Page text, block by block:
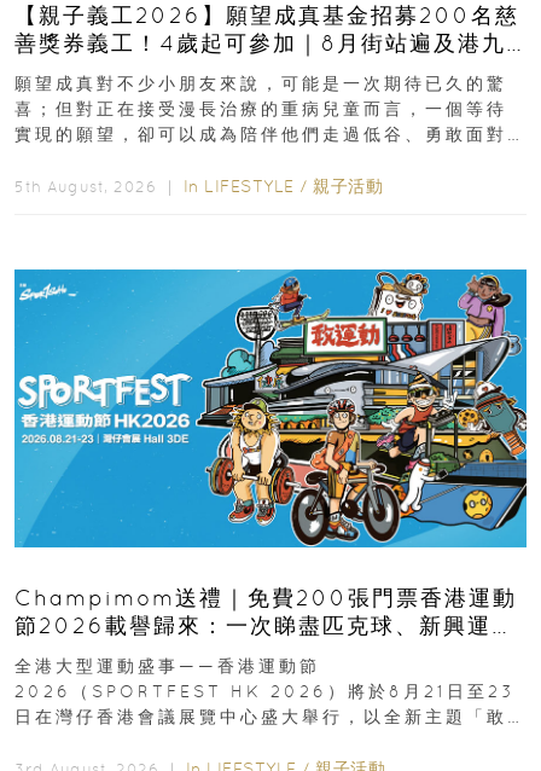
【親子義工2026】願望成真基金招募200名慈
善獎券義工！4歲起可參加｜8月街站遍及港九
新界
願望成真對不少小朋友來說，可能是一次期待已久的驚
喜；但對正在接受漫長治療的重病兒童而言，一個等待
實現的願望，卻可以成為陪伴他們走過低谷、勇敢面對
5th August, 2026 ｜ In LIFESTYLE / 親子活動
Champimom送禮｜免費200張門票香港運動
節2026載譽歸來：一次睇盡匹克球、新興運
動、街舞比賽＋逾百運動品牌展覽
全港大型運動盛事——香港運動節
2026（SPORTFEST HK 2026）將於8月21日至23
日在灣仔香港會議展覽中心盛大舉行，以全新主題「敢